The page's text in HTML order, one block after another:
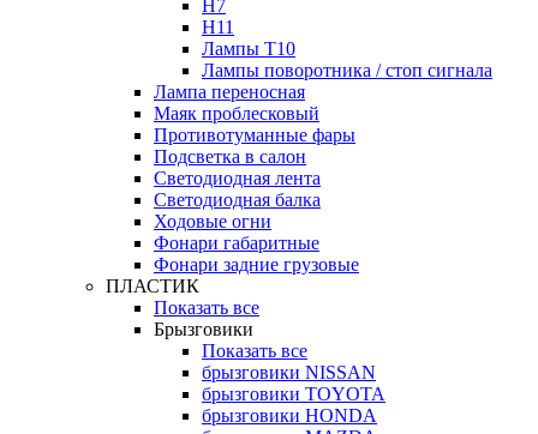
H7
H11
Лампы Т10
Лампы поворотника / стоп сигнала
Лампа переносная
Маяк проблесковый
Противотуманные фары
Подсветка в салон
Светодиодная лента
Светодиодная балка
Ходовые огни
Фонари габаритные
Фонари задние грузовые
ПЛАСТИК
Показать все
Брызговики
Показать все
брызговики NISSAN
брызговики TOYOTA
брызговики HONDA